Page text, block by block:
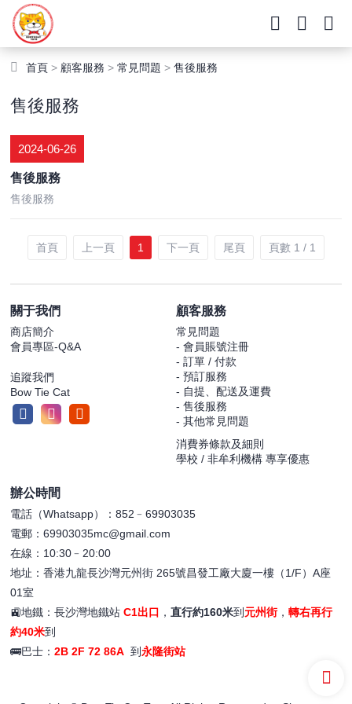
首頁 > 顧客服務 >常見問題 >售後服務
售後服務
2024-06-26
售後服務
售後服務
首頁 上一頁 1 下一頁 尾頁 頁數 1 / 1
關于我們
商店簡介
會員專區-Q&A
追蹤我們
Bow Tie Cat
顧客服務
常見問題
- 會員賬號注冊
- 訂單 / 付款
- 預訂服務
- 自提、配送及運費
- 售後服務
- 其他常見問題
消費券條款及細則
學校 / 非牟利機構 專享優惠
辦公時間
電話（Whatsapp）：852﹣69903035
電郵：69903035mc@gmail.com
在線：10:30﹣20:00
地址：香港九龍長沙灣元州街 265號昌發工廠大廈一樓（1/F）A座
01室
🚉地鐵：長沙灣地鐵站C1出口 ，直行約160米到 元州街，轉右再行
約40米到
🚌巴士：2B 2F 72 86A 到永隆街站